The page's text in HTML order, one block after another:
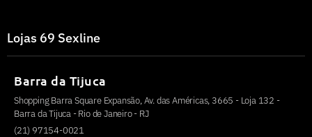
Lojas 69 Sexline
Barra da Tijuca
Shopping Barra Square Expansão, Av. das Américas, 3665 - Loja 132 -
Barra da Tijuca - Rio de Janeiro - RJ
(21) 97154-0021